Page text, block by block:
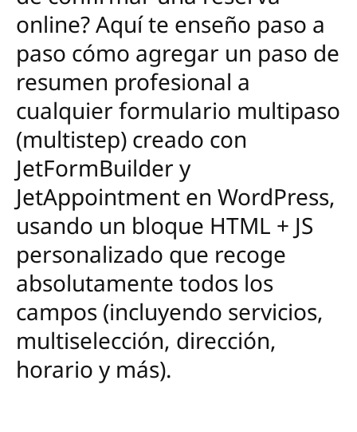
online? Aquí te enseño paso a
paso cómo agregar un paso de
resumen profesional a
cualquier formulario multipaso
(multistep) creado con
JetFormBuilder y
JetAppointment en WordPress,
usando un bloque HTML + JS
personalizado que recoge
absolutamente todos los
campos (incluyendo servicios,
multiselección, dirección,
horario y más).